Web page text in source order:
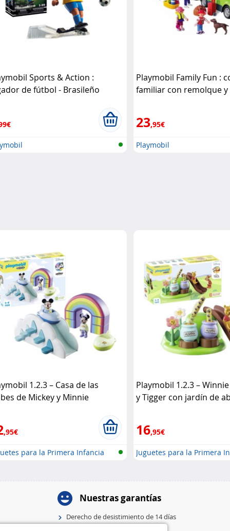
Sports & Action :
de fútbol - Brasileño
Playmobil Family Fun :
familiar con remolque y
23,95€
Playmobil
1.2.3 – Casa de las
de Mickey y Minnie
,95€
para la Primera Infancia
Playmobil 1.2.3 –
y Tigger con jardín de
16,95€
Juguetes para la Primera
Nuestras garantías
Derecho de desistimiento de 14 días